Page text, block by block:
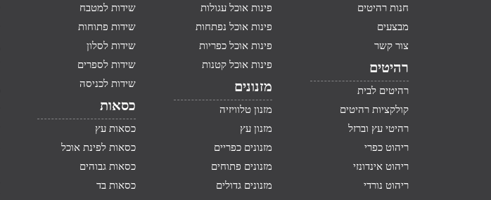
חנות רהיטים
מבצעים
צור קשר
רהיטים
רהיטים לבית
קולקציות רהיטים
רהיטי עץ וברזל
ריהוט כפרי
ריהוט אינדונזי
ריהוט נורדי
פינות אוכל עגולות
פינות אוכל נפתחות
פינות אוכל כפריות
פינות אוכל קטנות
מזנונים
מזנון טלוויזיה
מזנון עץ
מזנונים כפריים
מזנונים פתוחים
מזנונים גדולים
שידות למטבח
שידות פתוחות
שידות לסלון
שידות לספרים
שידות לכניסה
כסאות
כסאות עץ
כסאות לפינת אוכל
כסאות גבוהים
כסאות בד